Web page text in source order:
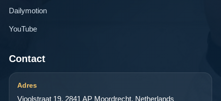
Dailymotion
YouTube
Contact
Adres
Vioolstraat 19, 2841 AP Moordrecht, Netherlands